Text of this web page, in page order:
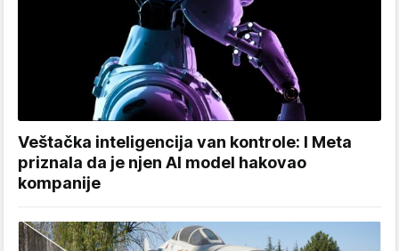
Veštačka inteligencija van kontrole: I Meta
priznala da je njen AI model hakovao
kompanije